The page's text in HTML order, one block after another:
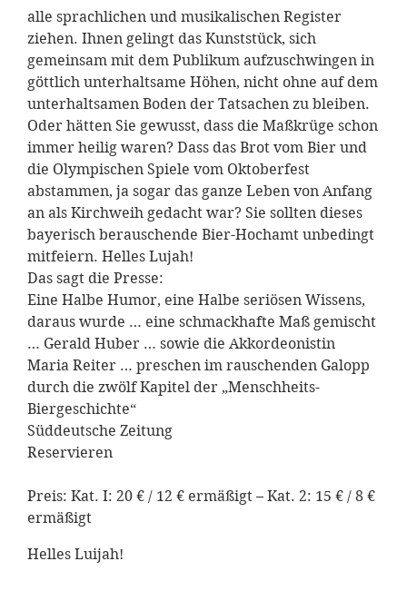
alle sprachlichen und musikalischen Register
ziehen. Ihnen gelingt das Kunststück, sich
gemeinsam mit dem Publikum aufzuschwingen in
göttlich unterhaltsame Höhen, nicht ohne auf dem
unterhaltsamen Boden der Tatsachen zu bleiben.
Oder hätten Sie gewusst, dass die Maßkrüge schon
immer heilig waren? Dass das Brot vom Bier und
die Olympischen Spiele vom Oktoberfest
abstammen, ja sogar das ganze Leben von Anfang
an als Kirchweih gedacht war? Sie sollten dieses
bayerisch berauschende Bier-Hochamt unbedingt
mitfeiern. Helles Lujah!
Das sagt die Presse:
Eine Halbe Humor, eine Halbe seriösen Wissens,
daraus wurde … eine schmackhafte Maß gemischt
… Gerald Huber … sowie die Akkordeonistin
Maria Reiter … preschen im rauschenden Galopp
durch die zwölf Kapitel der „Menschheits-
Biergeschichte“
Süddeutsche Zeitung
Reservieren
Preis: Kat. I: 20 € / 12 € ermäßigt – Kat. 2: 15 € / 8 €
ermäßigt
Helles Luijah!